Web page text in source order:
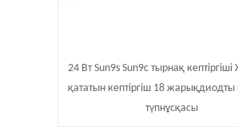
24 Вт Sun9s Sun9c тырнақ
қататын кептіргіш 18
түпнұсқасы